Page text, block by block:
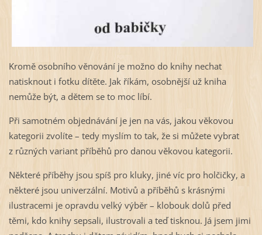
Kromě osobního věnování je možno do knihy nechat
natisknout i fotku dítěte. Jak říkám, osobnější už kniha
nemůže být, a dětem se to moc líbí.
Při samotném objednávání je jen na vás, jakou věkovou
kategorii zvolíte – tedy myslím to tak, že si můžete vybrat
z různých variant příběhů pro danou věkovou kategorii.
Některé příběhy jsou spíš pro kluky, jiné víc pro holčičky, a
některé jsou univerzální. Motivů a příběhů s krásnými
ilustracemi je opravdu velký výběr – klobouk dolů před
těmi, kdo knihy sepsali, ilustrovali a teď tisknou. Já jsem jimi